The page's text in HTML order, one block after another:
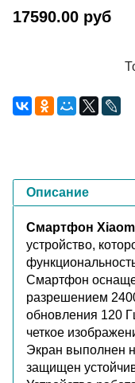
17590.00 руб
Описание
Смартфон
устройство,
Смартфон
разрешением
обновления 120
четкое
Экран выполнен
защищен